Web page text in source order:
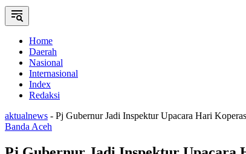
Home
Daerah
Nasional
Internasional
Index
Redaksi
aktualnews - Pj Gubernur Jadi Inspektur Upacara Hari
Banda Aceh